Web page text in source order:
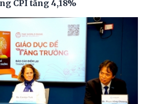
CPI tăng 4,18%